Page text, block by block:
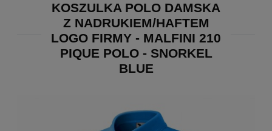
KOSZULKA POLO DAMSKA
Z NADRUKIEM/HAFTEM
LOGO FIRMY - MALFINI 210
PIQUE POLO - SNORKEL
BLUE